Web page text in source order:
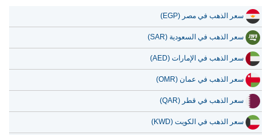
سعر الذهب في مصر (EGP)
سعر الذهب في السعودية (SAR)
سعر الذهب في الإمارات (AED)
سعر الذهب في عمان (OMR)
سعر الذهب في قطر (QAR)
سعر الذهب في الكويت (KWD)